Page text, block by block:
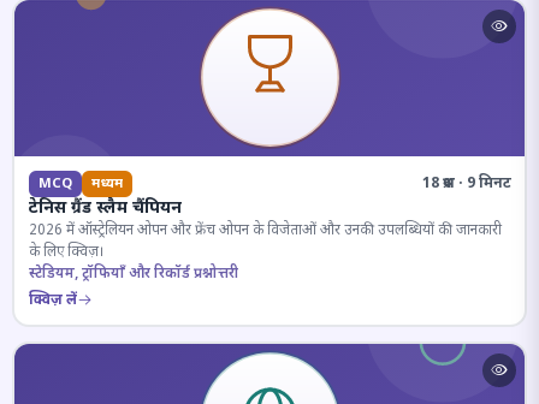
MCQ मध्यम 18 प्रश्न · 9 मिनट
टेनिस ग्रैंड स्लैम चैंपियन
2026 में ऑस्ट्रेलियन ओपन और फ्रेंच ओपन के विजेताओं और उनकी उपलब्धियों की जानकारी
के लिए क्विज़।
स्टेडियम, ट्रॉफियाँ और रिकॉर्ड प्रश्नोत्तरी
क्विज़ लें